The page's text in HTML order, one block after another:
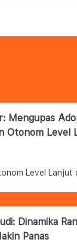
Mengupas
Otonom Level
Level Lanjut
Dinamika
Panas